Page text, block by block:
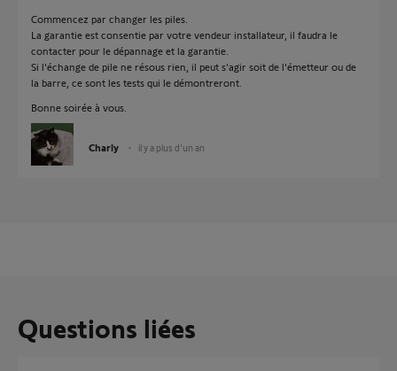
Commencez par changer les piles.
La garantie est consentie par votre vendeur installateur, il faudra le
contacter pour le dépannage et la garantie.
Si l'échange de pile ne résous rien, il peut s'agir soit de l'émetteur ou de
la barre, ce sont les tests qui le démontreront.
Bonne soirée à vous.
Charly il y a plus d'un an
Questions liées